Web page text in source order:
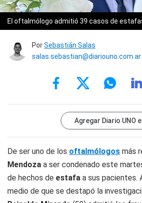
El oftalmólogo admitió 39 casos de
PorSebastián Salas
salas.sebastian@diariouno.com.ar
Agregar Diario UNO
De ser uno de los oftalmólogos más
Mendoza a ser condenado este
de hechos de estafa a sus pacientes.
medio de que se destapó la